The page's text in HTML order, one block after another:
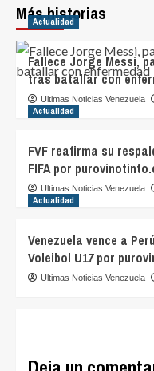
Más historias
Actualidad
Fallece Jorge Messi,
tras batallar con
Ultimas Noticias Venezuela
Actualidad
FVF reafirma su
FIFA por
Ultimas Noticias Venezuela
Actualidad
Venezuela vence a
Voleibol U17 por
Ultimas Noticias Venezuela